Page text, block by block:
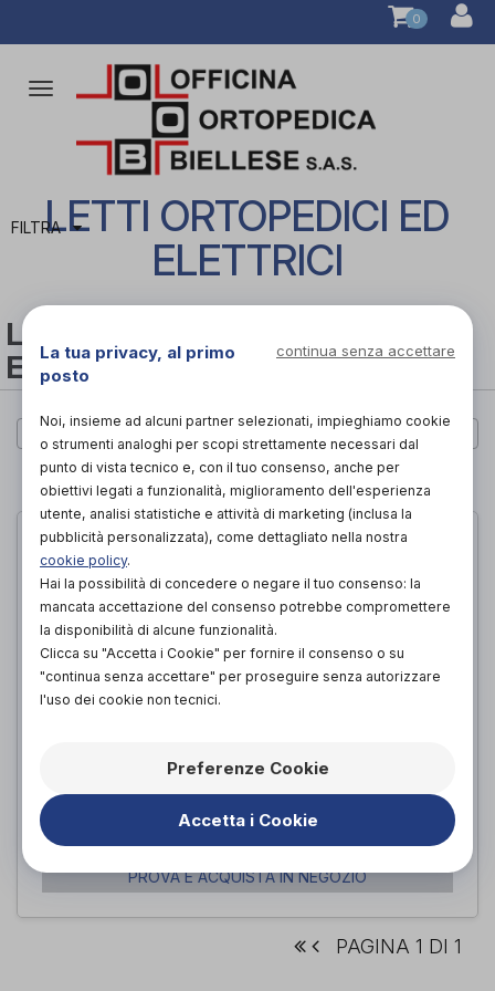
0
Attiva/disattiva
navigazione
FILTRALETTI ORTOPEDICI ED
ELETTRICI
LETTI ORTOPEDICI ED
ELETTRICI
Cerca per marca
PAGINA 1 DI 1
Letto elettrico SLEEPY
di Demarta-Virginio
PROVA E ACQUISTA IN NEGOZIO
PAGINA 1 DI 1
La tua privacy, al primo
posto
continua senza accettare
Noi, insieme ad alcuni partner selezionati, impieghiamo cookie
o strumenti analoghi per scopi strettamente necessari dal
punto di vista tecnico e, con il tuo consenso, anche per
obiettivi legati a funzionalità, miglioramento dell'esperienza
utente, analisi statistiche e attività di marketing (inclusa la
pubblicità personalizzata), come dettagliato nella nostra
cookie policy.
Hai la possibilità di concedere o negare il tuo consenso: la
mancata accettazione del consenso potrebbe compromettere
la disponibilità di alcune funzionalità.
Clicca su "Accetta i Cookie" per fornire il consenso o su
"continua senza accettare" per proseguire senza autorizzare
l'uso dei cookie non tecnici.
Preferenze Cookie
Accetta i Cookie